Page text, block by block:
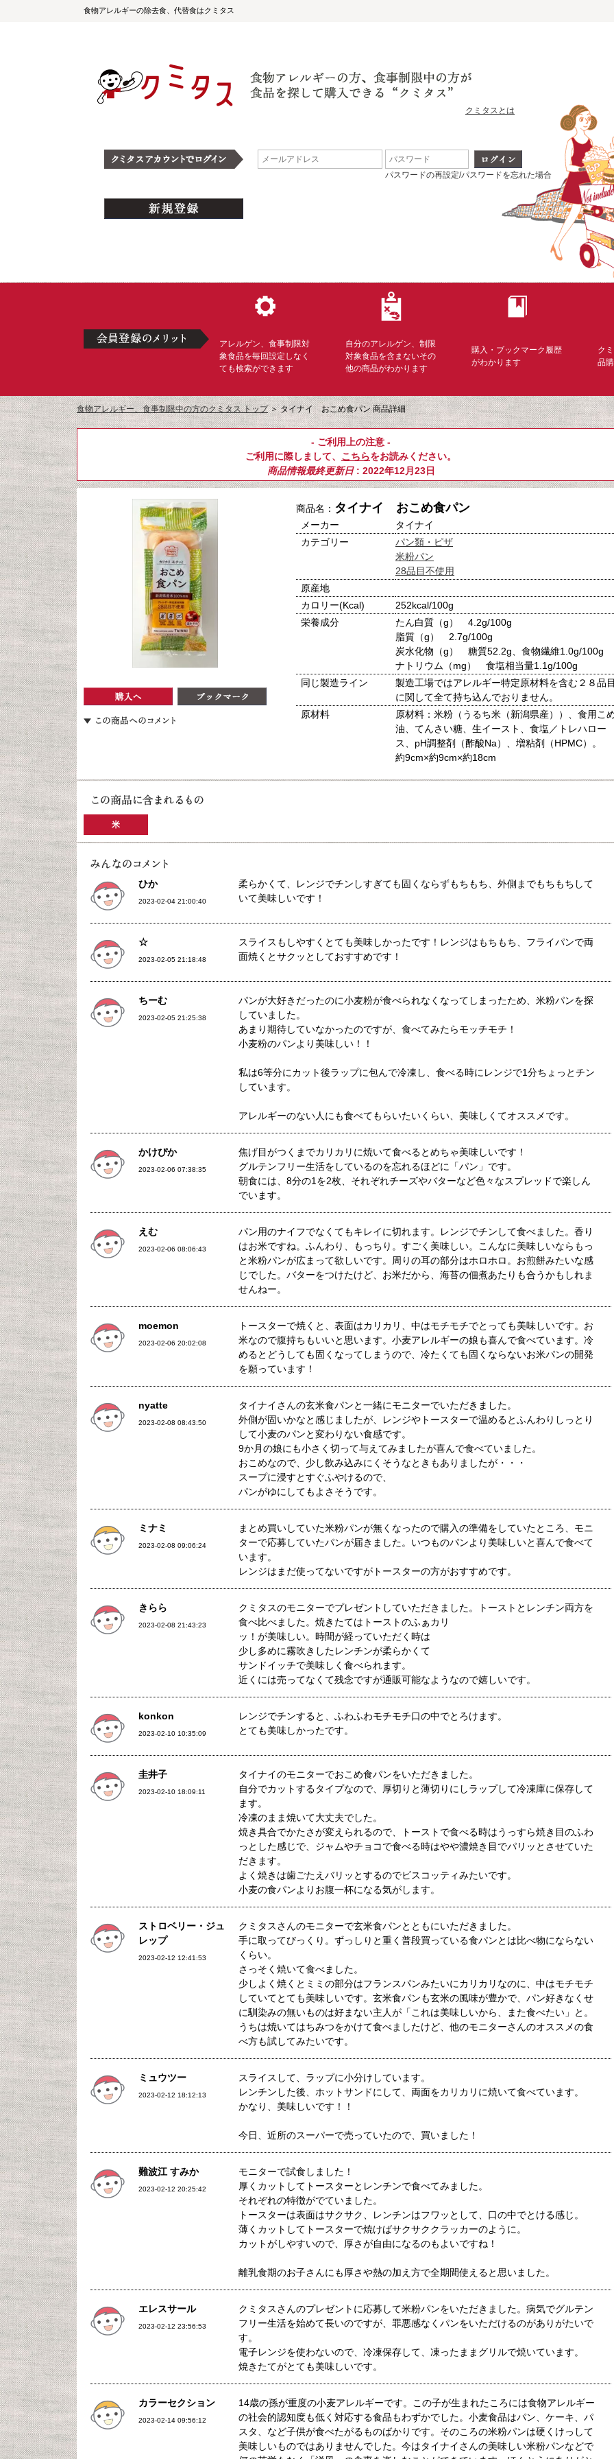
食物アレルギーの除去食、代替食はクミタス
クミタスとは
パスワードの再設定/パスワードを忘れた場合
アレルゲン、食事制限対
象食品を毎回設定しなく
ても検索ができます
自分のアレルゲン、制限
対象食品を含まないその
他の商品がわかります
購入・ブックマーク履歴
がわかります
ク
品
食物アレルギー、食事制限中の方のクミタス トップ＞タイナイ おこめ食パン 商品詳細
- ご利用上の注意 -
ご利用に際しまして、 こちらをお読みください。
商品情報最終更新日: 2022年12月23日
商品名： タイナイ おこめ食パン
メーカー
タイナイ
カテゴリー
パン類・ピザ
米粉パン
28品目不使用
原産地
カロリー(Kcal)
252kcal/100g
栄養成分
たん白質（g） 4.2g/100g
脂質（g） 2.7g/100g
炭水化物（g） 糖質52.2g、食物繊維1.0g/100g
ナトリウム（mg） 食塩相当量1.1g/100g
同じ製造ライン
製造工場ではアレルギー特定原材料を含む２８品
に関して全て持ち込んでおりません。
原材料
原材料：米粉（うるち米（新潟県産））、食用こ
油、てんさい糖、生イースト、食塩／トレハロー
ス、pH調整剤（酢酸Na）、増粘剤（HPMC）。
約9cm×約9cm×約18cm
米
ひか
2023-02-04 21:00:40
柔らかくて、レンジでチンしすぎても固くならずもちもち、外側までもちもちして
いて美味しいです！
☆
2023-02-05 21:18:48
スライスもしやすくとても美味しかったです！レンジはもちもち、フライパンで両
面焼くとサクッとしておすすめです！
ちーむ
2023-02-05 21:25:38
パンが大好きだったのに小麦粉が食べられなくなってしまったため、米粉パンを探
していました。
あまり期待していなかったのですが、食べてみたらモッチモチ！
小麦粉のパンより美味しい！！
私は6等分にカット後ラップに包んで冷凍し、食べる時にレンジで1分ちょっとチン
しています。
アレルギーのない人にも食べてもらいたいくらい、美味しくてオススメです。
かけぴか
2023-02-06 07:38:35
焦げ目がつくまでカリカリに焼いて食べるとめちゃ美味しいです！
グルテンフリー生活をしているのを忘れるほどに「パン」です。
朝食には、8分の1を2枚、それぞれチーズやバターなど色々なスプレッドで楽しん
でいます。
えむ
2023-02-06 08:06:43
パン用のナイフでなくてもキレイに切れます。レンジでチンして食べました。香り
はお米ですね。ふんわり、もっちり。すごく美味しい。こんなに美味しいならもっ
と米粉パンが広まって欲しいです。周りの耳の部分はホロホロ。お煎餅みたいな感
じでした。バターをつけたけど、お米だから、海苔の佃煮あたりも合うかもしれま
せんねー。
moemon
2023-02-06 20:02:08
トースターで焼くと、表面はカリカリ、中はモチモチでとっても美味しいです。お
米なので腹持ちもいいと思います。小麦アレルギーの娘も喜んで食べています。冷
めるとどうしても固くなってしまうので、冷たくても固くならないお米パンの開発
を願っています！
nyatte
2023-02-08 08:43:50
タイナイさんの玄米食パンと一緒にモニターでいただきました。
外側が固いかなと感じましたが、レンジやトースターで温めるとふんわりしっとり
して小麦のパンと変わりない食感です。
9か月の娘にも小さく切って与えてみましたが喜んで食べていました。
おこめなので、少し飲み込みにくそうなときもありましたが・・・
スープに浸すとすぐふやけるので、
パンがゆにしてもよさそうです。
ミナミ
2023-02-08 09:06:24
まとめ買いしていた米粉パンが無くなったので購入の準備をしていたところ、モニ
ターで応募していたパンが届きました。いつものパンより美味しいと喜んで食べて
います。
レンジはまだ使ってないですがトースターの方がおすすめです。
きらら
2023-02-08 21:43:23
クミタスのモニターでプレゼントしていただきました。トーストとレンチン両方を
食べ比べました。焼きたてはトーストのふぁカリ
ッ！が美味しい。時間が経っていただく時は
少し多めに霧吹きしたレンチンが柔らかくて
サンドイッチで美味しく食べられます。
近くには売ってなくて残念ですが通販可能なようなので嬉しいです。
konkon
2023-02-10 10:35:09
レンジでチンすると、ふわふわモチモチ口の中でとろけます。
とても美味しかったです。
圭井子
2023-02-10 18:09:11
タイナイのモニターでおこめ食パンをいただきました。
自分でカットするタイプなので、厚切りと薄切りにしラップして冷凍庫に保存して
ます。
冷凍のまま焼いて大丈夫でした。
焼き具合でかたさが変えられるので、トーストで食べる時はうっすら焼き目のふわ
っとした感じで、ジャムやチョコで食べる時はやや濃焼き目でパリッとさせていた
だきます。
よく焼きは歯ごたえバリッとするのでビスコッティみたいです。
小麦の食パンよりお腹一杯になる気がします。
ストロベリー・ジュ
レップ
2023-02-12 12:41:53
クミタスさんのモニターで玄米食パンとともにいただきました。
手に取ってびっくり。ずっしりと重く普段買っている食パンとは比べ物にならない
くらい。
さっそく焼いて食べました。
少しよく焼くとミミの部分はフランスパンみたいにカリカリなのに、中はモチモチ
していてとても美味しいです。玄米食パンも玄米の風味が豊かで、パン好きなくせ
に馴染みの無いものは好まない主人が「これは美味しいから、また食べたい」と。
うちは焼いてはちみつをかけて食べましたけど、他のモニターさんのオススメの食
べ方も試してみたいです。
ミュウツー
2023-02-12 18:12:13
スライスして、ラップに小分けしています。
レンチンした後、ホットサンドにして、両面をカリカリに焼いて食べています。
かなり、美味しいです！！
今日、近所のスーパーで売っていたので、買いました！
難波江 すみか
2023-02-12 20:25:42
モニターで試食しました！
厚くカットしてトースターとレンチンで食べてみました。
それぞれの特徴がでていました。
トースターは表面はサクサク、レンチンはフワッとして、口の中でとける感じ。
薄くカットしてトースターで焼けばサクサククラッカーのように。
カットがしやすいので、厚さが自由になるのもよいですね！
離乳食期のお子さんにも厚さや熱の加え方で全期間使えると思いました。
エレスサール
2023-02-12 23:56:53
クミタスさんのプレゼントに応募して米粉パンをいただきました。病気でグルテン
フリー生活を始めて長いのですが、罪悪感なくパンをいただけるのがありがたいで
す。
電子レンジを使わないので、冷凍保存して、凍ったままグリルで焼いています。
焼きたてがとても美味しいです。
カラーセクション
2023-02-14 09:56:12
14歳の孫が重度の小麦アレルギーです。この子が生まれたころには食物アレルギー
の社会的認知度も低く対応する食品もわずかでした。小麦食品はパン、ケーキ、パ
スタ、など子供が食べたがるものばかりです。そのころの米粉パンは硬くけっして
美味しいものではありませんでした。今はタイナイさんの美味しい米粉パンなどで